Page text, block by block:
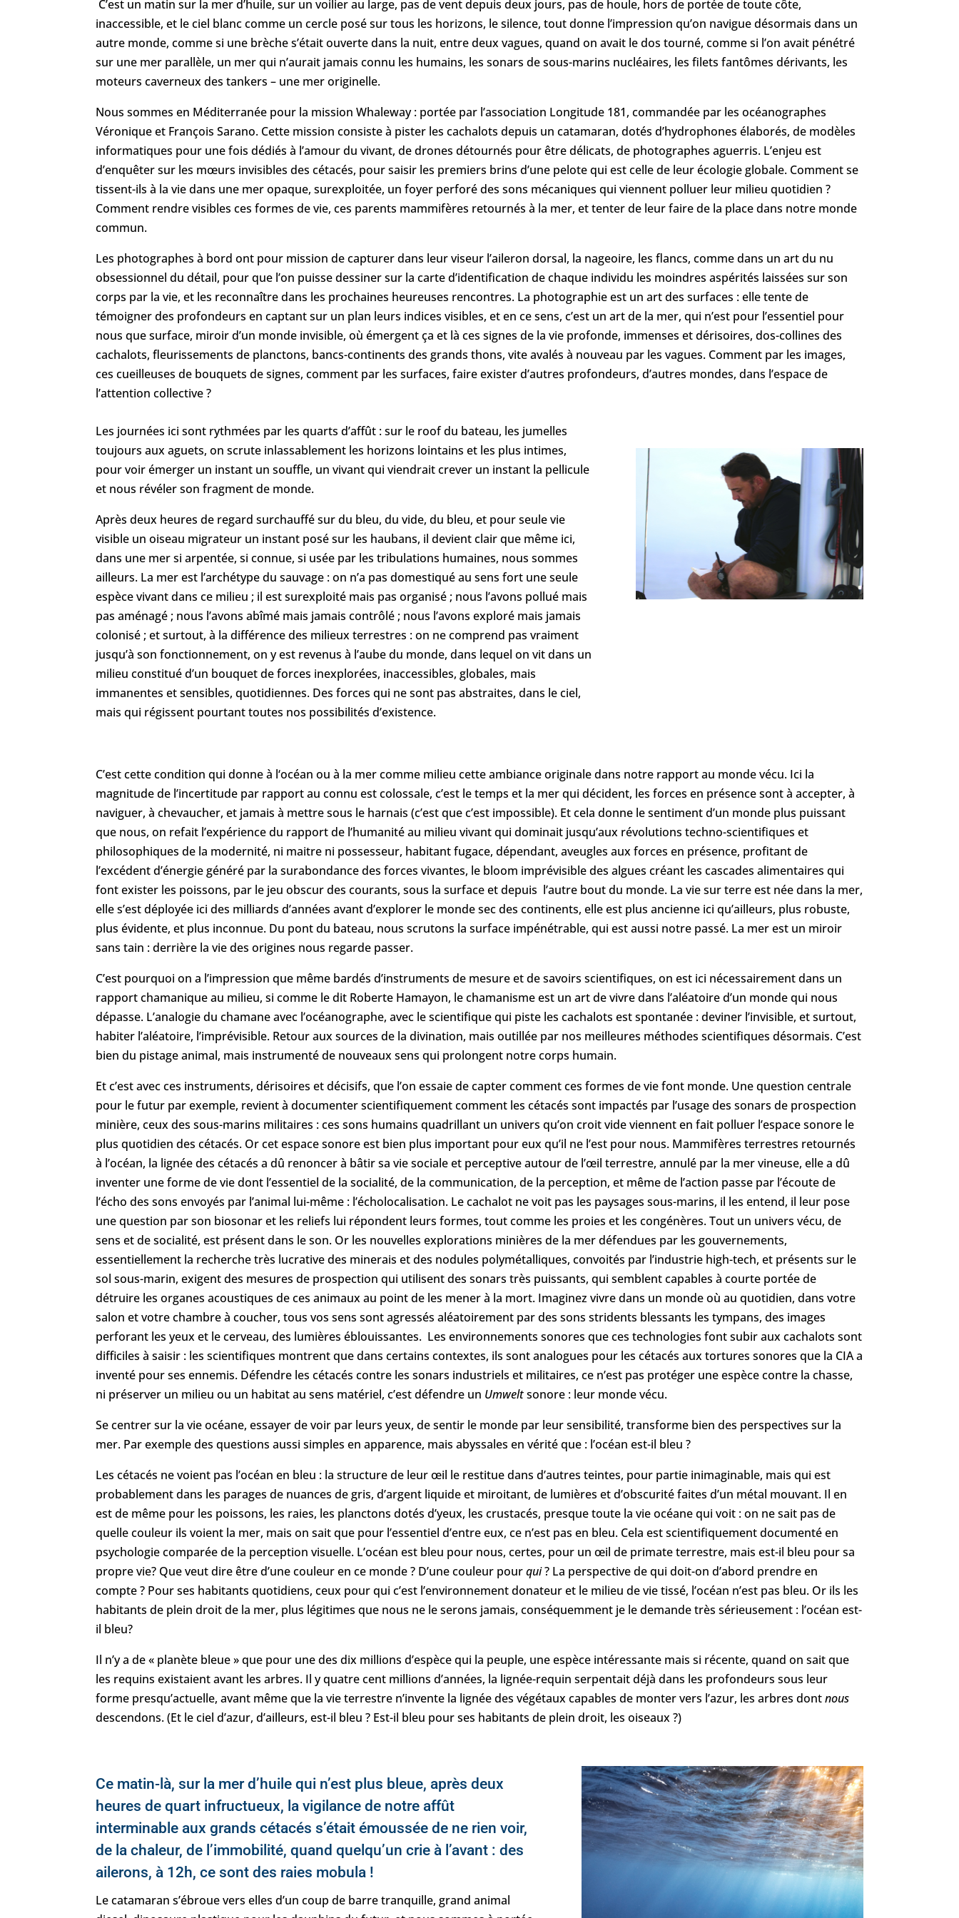
C’est un matin sur la mer d’huile, sur un voilier au large, pas de vent depuis deux jours, pas de houle, hors de portée de toute côte,
inaccessible, et le ciel blanc comme un cercle posé sur tous les horizons, le silence, tout donne l’impression qu’on navigue désormais dans un
autre monde, comme si une brèche s’était ouverte dans la nuit, entre deux vagues, quand on avait le dos tourné, comme si l’on avait pénétré
sur une mer parallèle, un mer qui n’aurait jamais connu les humains, les sonars de sous-marins nucléaires, les filets fantômes dérivants, les
moteurs caverneux des tankers – une mer originelle.
Nous sommes en Méditerranée pour la mission Whaleway : portée par l’association Longitude 181, commandée par les océanographes
Véronique et François Sarano. Cette mission consiste à pister les cachalots depuis un catamaran, dotés d’hydrophones élaborés, de modèles
informatiques pour une fois dédiés à l’amour du vivant, de drones détournés pour être délicats, de photographes aguerris. L’enjeu est
d’enquêter sur les mœurs invisibles des cétacés, pour saisir les premiers brins d’une pelote qui est celle de leur écologie globale. Comment se
tissent-ils à la vie dans une mer opaque, surexploitée, un foyer perforé des sons mécaniques qui viennent polluer leur milieu quotidien ?
Comment rendre visibles ces formes de vie, ces parents mammifères retournés à la mer, et tenter de leur faire de la place dans notre monde
commun.
Les photographes à bord ont pour mission de capturer dans leur viseur l’aileron dorsal, la nageoire, les flancs, comme dans un art du nu
obsessionnel du détail, pour que l’on puisse dessiner sur la carte d’identification de chaque individu les moindres aspérités laissées sur son
corps par la vie, et les reconnaître dans les prochaines heureuses rencontres. La photographie est un art des surfaces : elle tente de
témoigner des profondeurs en captant sur un plan leurs indices visibles, et en ce sens, c’est un art de la mer, qui n’est pour l’essentiel pour
nous que surface, miroir d’un monde invisible, où émergent ça et là ces signes de la vie profonde, immenses et dérisoires, dos-collines des
cachalots, fleurissements de planctons, bancs-continents des grands thons, vite avalés à nouveau par les vagues. Comment par les images,
ces cueilleuses de bouquets de signes, comment par les surfaces, faire exister d’autres profondeurs, d’autres mondes, dans l’espace de
l’attention collective ?
Les journées ici sont rythmées par les quarts d’affût : sur le roof du bateau, les jumelles
toujours aux aguets, on scrute inlassablement les horizons lointains et les plus intimes,
pour voir émerger un instant un souffle, un vivant qui viendrait crever un instant la pellicule
et nous révéler son fragment de monde.
Après deux heures de regard surchauffé sur du bleu, du vide, du bleu, et pour seule vie
visible un oiseau migrateur un instant posé sur les haubans, il devient clair que même ici,
dans une mer si arpentée, si connue, si usée par les tribulations humaines, nous sommes
ailleurs. La mer est l’archétype du sauvage : on n’a pas domestiqué au sens fort une seule
espèce vivant dans ce milieu ; il est surexploité mais pas organisé ; nous l’avons pollué mais
pas aménagé ; nous l’avons abîmé mais jamais contrôlé ; nous l’avons exploré mais jamais
colonisé ; et surtout, à la différence des milieux terrestres : on ne comprend pas vraiment
jusqu’à son fonctionnement, on y est revenus à l’aube du monde, dans lequel on vit dans un
milieu constitué d’un bouquet de forces inexplorées, inaccessibles, globales, mais
immanentes et sensibles, quotidiennes. Des forces qui ne sont pas abstraites, dans le ciel,
mais qui régissent pourtant toutes nos possibilités d’existence.
C’est cette condition qui donne à l‘océan ou à la mer comme milieu cette ambiance originale dans notre rapport au monde vécu. Ici la
magnitude de l’incertitude par rapport au connu est colossale, c’est le temps et la mer qui décident, les forces en présence sont à accepter, à
naviguer, à chevaucher, et jamais à mettre sous le harnais (c’est que c’est impossible). Et cela donne le sentiment d’un monde plus puissant
que nous, on refait l’expérience du rapport de l’humanité au milieu vivant qui dominait jusqu’aux révolutions techno-scientifiques et
philosophiques de la modernité, ni maitre ni possesseur, habitant fugace, dépendant, aveugles aux forces en présence, profitant de
l’excédent d’énergie généré par la surabondance des forces vivantes, le bloom imprévisible des algues créant les cascades alimentaires qui
font exister les poissons, par le jeu obscur des courants, sous la surface et depuis l’autre bout du monde. La vie sur terre est née dans la mer,
elle s’est déployée ici des milliards d’années avant d’explorer le monde sec des continents, elle est plus ancienne ici qu’ailleurs, plus robuste,
plus évidente, et plus inconnue. Du pont du bateau, nous scrutons la surface impénétrable, qui est aussi notre passé. La mer est un miroir
sans tain : derrière la vie des origines nous regarde passer.
C’est pourquoi on a l’impression que même bardés d’instruments de mesure et de savoirs scientifiques, on est ici nécessairement dans un
rapport chamanique au milieu, si comme le dit Roberte Hamayon, le chamanisme est un art de vivre dans l’aléatoire d’un monde qui nous
dépasse. L’analogie du chamane avec l’océanographe, avec le scientifique qui piste les cachalots est spontanée : deviner l’invisible, et surtout,
habiter l’aléatoire, l’imprévisible. Retour aux sources de la divination, mais outillée par nos meilleures méthodes scientifiques désormais. C’est
bien du pistage animal, mais instrumenté de nouveaux sens qui prolongent notre corps humain.
Et c’est avec ces instruments, dérisoires et décisifs, que l’on essaie de capter comment ces formes de vie font monde. Une question centrale
pour le futur par exemple, revient à documenter scientifiquement comment les cétacés sont impactés par l’usage des sonars de prospection
minière, ceux des sous-marins militaires : ces sons humains quadrillant un univers qu’on croit vide viennent en fait polluer l’espace sonore le
plus quotidien des cétacés. Or cet espace sonore est bien plus important pour eux qu’il ne l’est pour nous. Mammifères terrestres retournés
à l’océan, la lignée des cétacés a dû renoncer à bâtir sa vie sociale et perceptive autour de l’œil terrestre, annulé par la mer vineuse, elle a dû
inventer une forme de vie dont l’essentiel de la socialité, de la communication, de la perception, et même de l’action passe par l’écoute de
l’écho des sons envoyés par l’animal lui-même : l’écholocalisation. Le cachalot ne voit pas les paysages sous-marins, il les entend, il leur pose
une question par son biosonar et les reliefs lui répondent leurs formes, tout comme les proies et les congénères. Tout un univers vécu, de
sens et de socialité, est présent dans le son. Or les nouvelles explorations minières de la mer défendues par les gouvernements,
essentiellement la recherche très lucrative des minerais et des nodules polymétalliques, convoités par l’industrie high-tech, et présents sur le
sol sous-marin, exigent des mesures de prospection qui utilisent des sonars très puissants, qui semblent capables à courte portée de
détruire les organes acoustiques de ces animaux au point de les mener à la mort. Imaginez vivre dans un monde où au quotidien, dans votre
salon et votre chambre à coucher, tous vos sens sont agressés aléatoirement par des sons stridents blessants les tympans, des images
perforant les yeux et le cerveau, des lumières éblouissantes. Les environnements sonores que ces technologies font subir aux cachalots sont
difficiles à saisir : les scientifiques montrent que dans certains contextes, ils sont analogues pour les cétacés aux tortures sonores que la CIA a
inventé pour ses ennemis. Défendre les cétacés contre les sonars industriels et militaires, ce n’est pas protéger une espèce contre la chasse,
ni préserver un milieu ou un habitat au sens matériel, c’est défendre un Umweltsonore : leur monde vécu.
Se centrer sur la vie océane, essayer de voir par leurs yeux, de sentir le monde par leur sensibilité, transforme bien des perspectives sur la
mer. Par exemple des questions aussi simples en apparence, mais abyssales en vérité que : l’océan est-il bleu ?
Les cétacés ne voient pas l’océan en bleu : la structure de leur œil le restitue dans d’autres teintes, pour partie inimaginable, mais qui est
probablement dans les parages de nuances de gris, d’argent liquide et miroitant, de lumières et d’obscurité faites d’un métal mouvant. Il en
est de même pour les poissons, les raies, les planctons dotés d’yeux, les crustacés, presque toute la vie océane qui voit : on ne sait pas de
quelle couleur ils voient la mer, mais on sait que pour l’essentiel d’entre eux, ce n’est pas en bleu. Cela est scientifiquement documenté en
psychologie comparée de la perception visuelle. L’océan est bleu pour nous, certes, pour un œil de primate terrestre, mais est-il bleu pour sa
propre vie? Que veut dire être d’une couleur en ce monde ? D’une couleur pourqui? La perspective de qui doit-on d’abord prendre en
compte ? Pour ses habitants quotidiens, ceux pour qui c’est l’environnement donateur et le milieu de vie tissé, l’océan n’est pas bleu. Or ils les
habitants de plein droit de la mer, plus légitimes que nous ne le serons jamais, conséquemment je le demande très sérieusement : l’océan est-
il bleu?
Il n’y a de « planète bleue » que pour une des dix millions d’espèce qui la peuple, une espèce intéressante mais si récente, quand on sait que
les requins existaient avant les arbres. Il y quatre cent millions d’années, la lignée-requin serpentait déjà dans les profondeurs sous leur
forme presqu’actuelle, avant même que la vie terrestre n’invente la lignée des végétaux capables de monter vers l’azur, les arbres dontnous
descendons. (Et le ciel d’azur, d’ailleurs, est-il bleu ? Est-il bleu pour ses habitants de plein droit, les oiseaux ?)
Ce matin-là, sur la mer d’huile qui n’est plus bleue, après deux
heures de quart infructueux, la vigilance de notre affût
interminable aux grands cétacés s’était émoussée de ne rien voir,
de la chaleur, de l’immobilité, quand quelqu’un crie à l’avant : des
ailerons, à 12h, ce sont des raies mobula !
Le catamaran s’ébroue vers elles d’un coup de barre tranquille, grand animal